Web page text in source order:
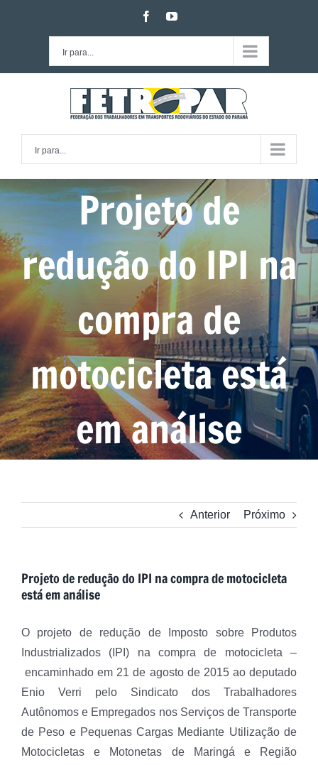
facebookyoutube
Ir para...
Ir para...
Projeto de
redução do IPI na
compra de
motocicleta está
em análise
Anterior Próximo
Projeto de redução do IPI na compra de motocicleta
está em análise
O projeto de redução de Imposto sobre Produtos
Industrializados (IPI) na compra de motocicleta –
encaminhado em 21 de agosto de 2015 ao deputado
Enio Verri pelo Sindicato dos Trabalhadores
Autônomos e Empregados nos Serviços de Transporte
de Peso e Pequenas Cargas Mediante Utilização de
Motocicletas e Motonetas de Maringá e Região